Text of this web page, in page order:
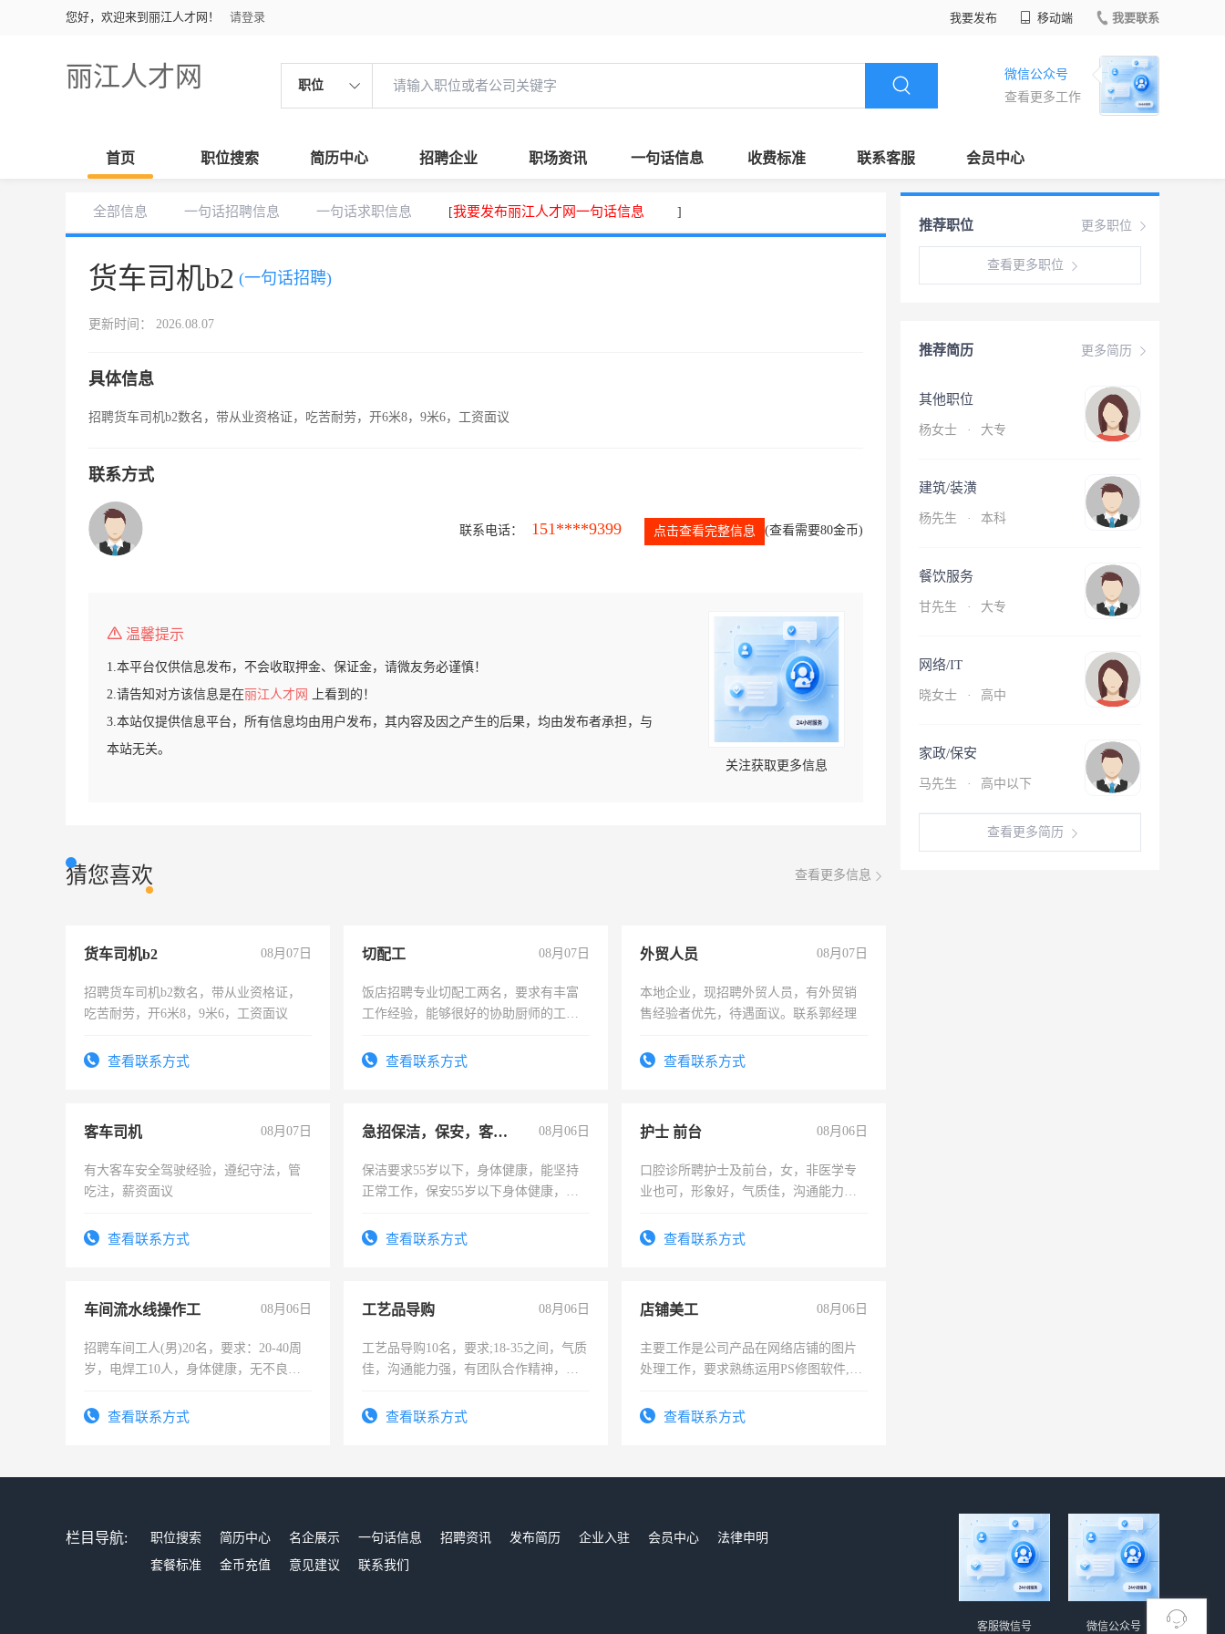
您好，欢迎来到丽江人才网！ 请登录 我要发布 移动端 我要联系
丽江人才网 职位
微信公众号
查看更多工作
首页 职位搜索 简历中心 招聘企业 职场资讯 一句话信息 收费标准 联系客服 会员中心
全部信息 一句话招聘信息 一句话求职信息 [我要发布丽江人才网一句话信息 ]
货车司机b2 (一句话招聘)
更新时间： 2026.08.07
具体信息
招聘货车司机b2数名，带从业资格证，吃苦耐劳，开6米8，9米6，工资面议
联系方式
联系电话： 151****9399 点击查看完整信息 (查看需要80金币)
温馨提示
1.本平台仅供信息发布，不会收取押金、保证金，请微友务必谨慎！
2.请告知对方该信息是在丽江人才网
上看到的！
3.本站仅提供信息平台，所有信息均由用户发布，其内容及因之产生的后果，均由发布者承担，与
本站无关。
关注获取更多信息
猜您喜欢 查看更多信息
货车司机b2 08月07日
招聘货车司机b2数名，带从业资格证，
吃苦耐劳，开6米8，9米6，工资面议
查看联系方式
切配工 08月07日
饭店招聘专业切配工两名，要求有丰富
工作经验，能够很好的协助厨师的工
4500。查看联系方式
外贸人员 08月07日
本地企业，现招聘外贸人员，有外贸销
售经验者优先，待遇面议。联系郭经理
查看联系方式
客车司机 08月07日
有大客车安全驾驶经验，遵纪守法，管
吃注，薪资面议
查看联系方式
急招保洁，保安，客服，工程 08月06日
保洁要求55岁以下，身体健康，能坚持
正常工作，保安55岁以下身体健康，有
录，客服要求45岁以下高中以上文化，
查看联系方式
护士 前台 08月06日
口腔诊所聘护士及前台，女，非医学专
业也可，形象好，气质佳，沟通能力
查看联系方式
车间流水线操作工 08月06日
招聘车间工人(男)20名，要求：20-40周
岁，电焊工10人，身体健康，无不良嗜
宿，免费发放劳保用品，两班倒，每月
查看联系方式
工艺品导购 08月06日
工艺品导购10名，要求;18-35之间，气质
佳，沟通能力强，有团队合作精神，有
查看联系方式
店铺美工 08月06日
主要工作是公司产品在网络店铺的图片
处理工作，要求熟练运用PS修图软件,工
查看联系方式
更多职位
推荐职位
查看更多职位
更多简历
推荐简历
其他职位
杨女士 · 大专
建筑/装潢
杨先生 · 本科
餐饮服务
甘先生 · 大专
网络/IT
晓女士 · 高中
家政/保安
马先生 · 高中以下
查看更多简历
栏目导航: 职位搜索 简历中心 名企展示 一句话信息 招聘资讯 发布简历 企业入驻 会员中心
法律申明
套餐标准
金币充值 意见建议 联系我们
微信公众号
客服微信号